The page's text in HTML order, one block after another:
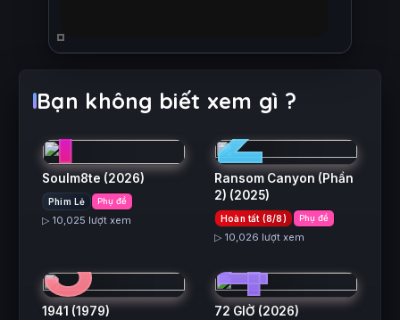
Bạn không biết xem gì ?
1
Soulm8te (2026)
Phim Lẻ Phụ đề
▷ 10,025 lượt xem
2
Ransom Canyon (Phần
2) (2025)
Hoàn tất (8/8) Phụ đề
▷ 10,026 lượt xem
3
1941 (1979) 4
72 GIỜ (2026)